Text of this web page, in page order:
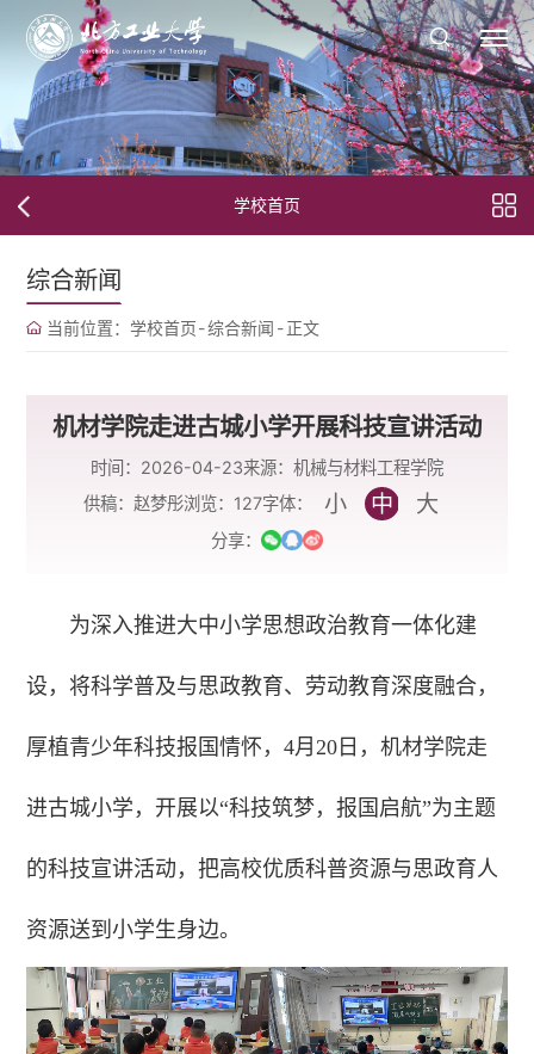
学校首页
综合新闻
当前位置： 学校首页-综合新闻 -正文
机材学院走进古城小学开展科技宣讲活动
时间：2026-04-23来源：机械与材料工程学院
供稿：赵梦彤浏览： 127字体： 小 中 大
分享：
为深入推进大中小学思想政治教育一体化建
设，将科学普及与思政教育、劳动教育深度融合，
厚植青少年科技报国情怀，4月20日，机材学院走
进古城小学，开展以“科技筑梦，报国启航”为主题
的科技宣讲活动，把高校优质科普资源与思政育人
资源送到小学生身边。